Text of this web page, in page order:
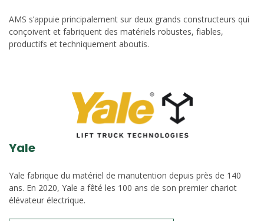
AMS s’appuie principalement sur deux grands constructeurs qui
conçoivent et fabriquent des matériels robustes, fiables,
productifs et techniquement aboutis.
Yale
Yale fabrique du matériel de manutention depuis près de 140
ans. En 2020, Yale a fêté les 100 ans de son premier chariot
élévateur électrique.